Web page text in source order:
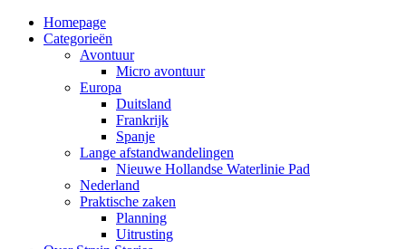
Homepage
Categorieën
Avontuur
Micro avontuur
Europa
Duitsland
Frankrijk
Spanje
Lange afstandwandelingen
Nieuwe Hollandse Waterlinie Pad
Nederland
Praktische zaken
Planning
Uitrusting